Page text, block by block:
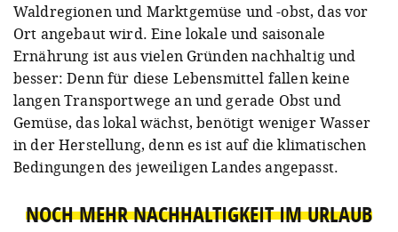
Waldregionen und Marktgemüse und -obst, das vor
Ort angebaut wird. Eine lokale und saisonale
Ernährung ist aus vielen Gründen nachhaltig und
besser: Denn für diese Lebensmittel fallen keine
langen Transportwege an und gerade Obst und
Gemüse, das lokal wächst, benötigt weniger Wasser
in der Herstellung, denn es ist auf die klimatischen
Bedingungen des jeweiligen Landes angepasst.
NOCH MEHR NACHHALTIGKEIT IM URLAUB